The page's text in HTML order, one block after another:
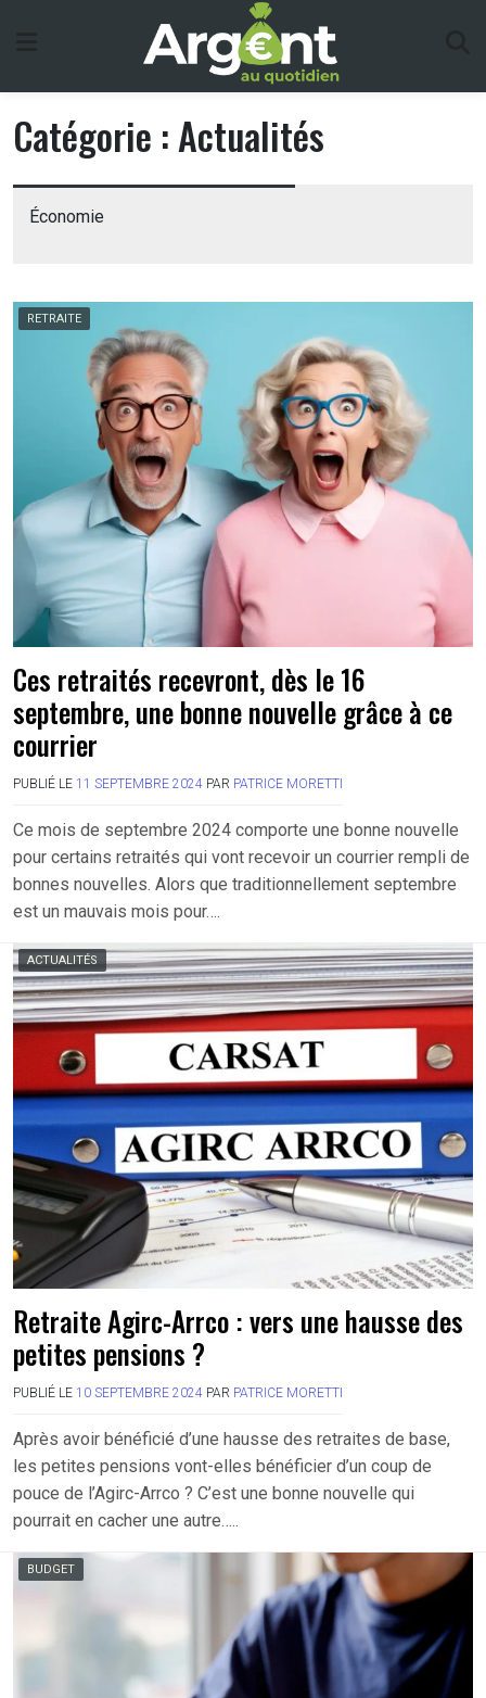
Catégorie :Actualités
Économie
RETRAITE
Ces retraités recevront, dès le 16
septembre, une bonne nouvelle grâce à ce
courrier
PUBLIÉ LE 11 SEPTEMBRE 2024 PAR PATRICE MORETTI
Ce mois de septembre 2024 comporte une bonne nouvelle
pour certains retraités qui vont recevoir un courrier rempli de
bonnes nouvelles. Alors que traditionnellement septembre
est un mauvais mois pour….
ACTUALITÉS
Retraite Agirc-Arrco : vers une hausse des
petites pensions ?
PUBLIÉ LE 10 SEPTEMBRE 2024 PAR PATRICE MORETTI
Après avoir bénéficié d’une hausse des retraites de base,
les petites pensions vont-elles bénéficier d’un coup de
pouce de l’Agirc-Arrco ? C’est une bonne nouvelle qui
pourrait en cacher une autre…..
BUDGET